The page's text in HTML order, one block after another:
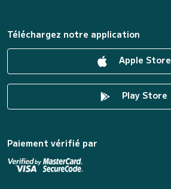
Téléchargez notre application
Apple Store
Play Store
Paiement vérifié par